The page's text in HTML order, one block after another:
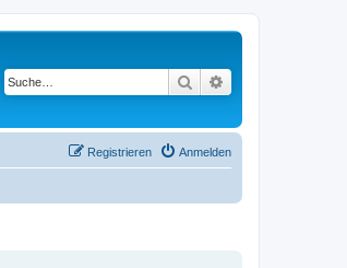
Suche
Anmelden
Registrieren